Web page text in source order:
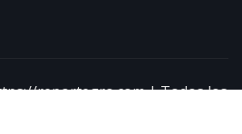
reportegro.com | Todos los